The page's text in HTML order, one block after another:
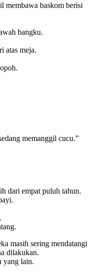
membawa baskom berisi
bangku.
atas meja.
memanggil cucu.”
dari empat puluh tahun.
masih sering mendatangi
dilakukan.
yang lain.